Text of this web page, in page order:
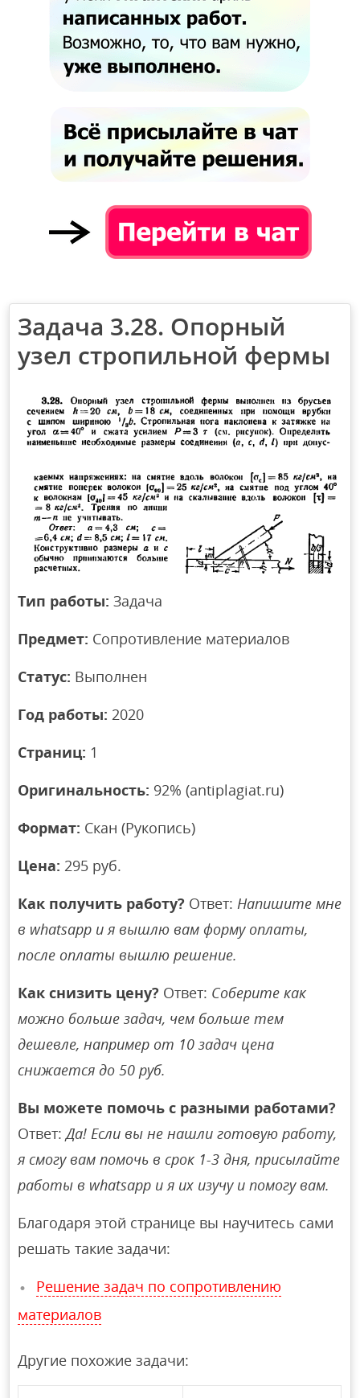
Задача 3.28. Опорный
узел стропильной фермы
Тип работы: Задача
Предмет: Сопротивление материалов
Статус: Выполнен
Год работы: 2020
Страниц: 1
Оригинальность: 92% (antiplagiat.ru)
Формат: Скан (Рукопись)
Цена: 295 руб.
Как получить работу? Ответ:Напишите мне
в whatsapp и я вышлю вам форму оплаты,
после оплаты вышлю решение.
Как снизить цену? Ответ: Соберите как
можно больше задач, чем больше тем
дешевле, например от 10 задач цена
снижается до 50 руб.
Вы можете помочь с разными работами?
Ответ:Да! Если вы не нашли готовую работу,
я смогу вам помочь в срок 1-3 дня, присылайте
работы в whatsapp и я их изучу и помогу вам.
Благодаря этой странице вы научитесь сами
решать такие задачи:
Решение задач по сопротивлению
материалов
Другие похожие задачи: